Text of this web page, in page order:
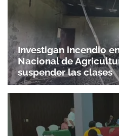
Investigan incendio
Nacional de
suspender las clases